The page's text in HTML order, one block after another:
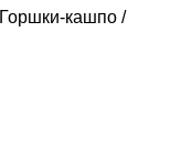
Горшки-кашпо